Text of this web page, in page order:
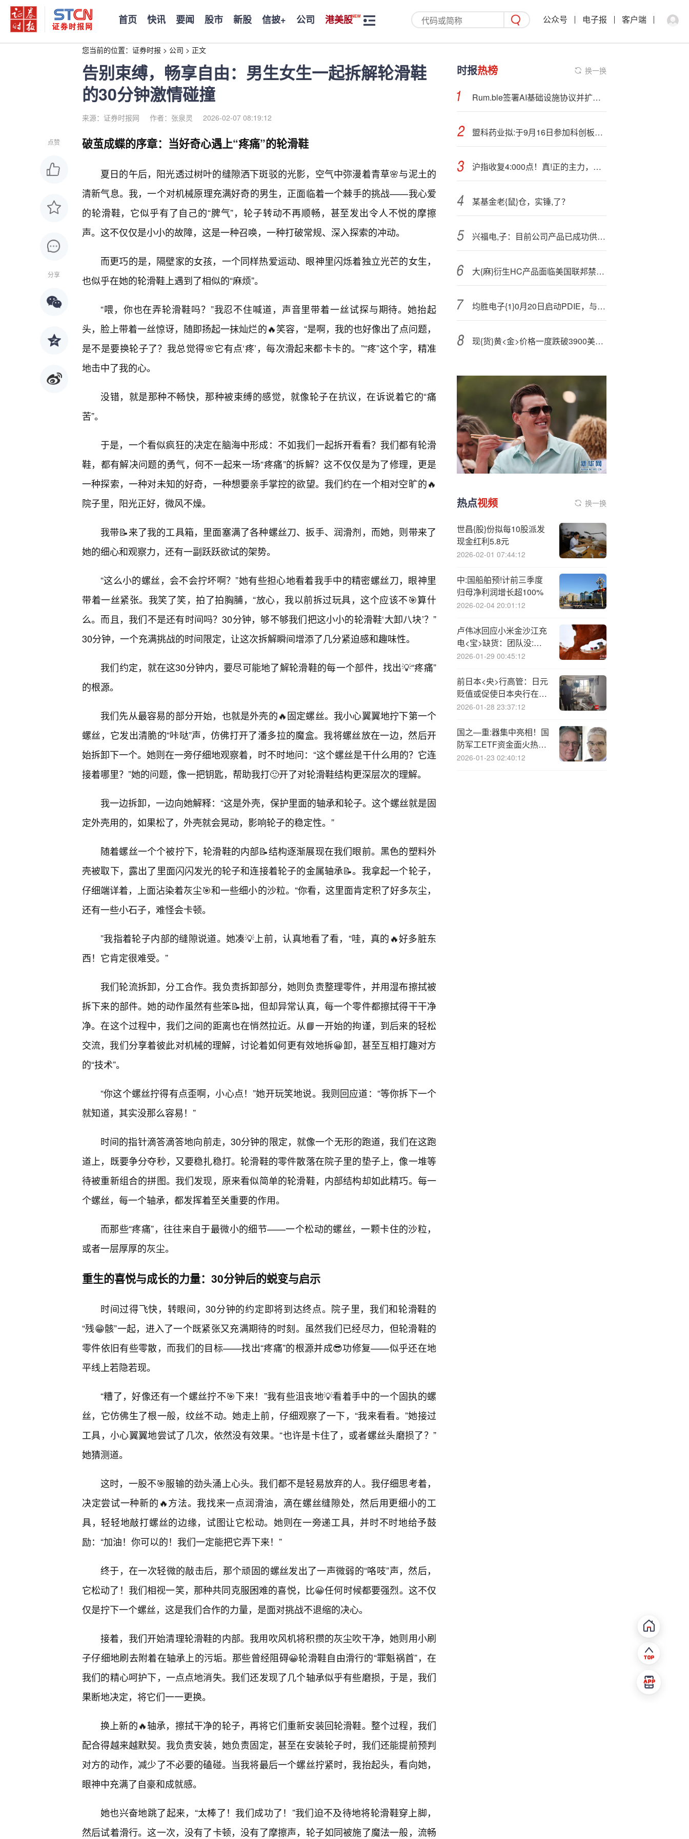
首页 快讯 要闻 股市 新股 信披+ 公司 港美股 公众号 电子报 客户端
您当前的位置： 证券时报 > 公司 > 正文
告别束缚，畅享自由：男生女生一起拆解轮滑鞋
的30分钟激情碰撞
来源：证券时报网 作者：张泉灵 2026-02-07 08:19:12
点赞
分享
破茧成蝶的序章：当好奇心遇上“疼痛”的轮滑鞋
夏日的午后，阳光透过树叶的缝隙洒下斑驳的光影，空气中弥漫着青草🌸与泥土的
清新气息。我，一个对机械原理充满好奇的男生，正面临着一个棘手的挑战——我心爱
的轮滑鞋，它似乎有了自己的“脾气”，轮子转动不再顺畅，甚至发出令人不悦的摩擦
声。这不仅仅是小小的故障，这是一种召唤，一种打破常规、深入探索的冲动。
而更巧的是，隔壁家的女孩，一个同样热爱运动、眼神里闪烁着独立光芒的女生，
也似乎在她的轮滑鞋上遇到了相似的“麻烦”。
“喂，你也在弄轮滑鞋吗？”我忍不住喊道，声音里带着一丝试探与期待。她抬起
头，脸上带着一丝惊讶，随即扬起一抹灿烂的🔥笑容，“是啊，我的也好像出了点问题，
是不是要换轮子了？我总觉得🌸它有点‘疼’，每次滑起来都卡卡的。”“疼”这个字，精准
地击中了我的心。
没错，就是那种不畅快，那种被束缚的感觉，就像轮子在抗议，在诉说着它的“痛
苦”。
于是，一个看似疯狂的决定在脑海中形成：不如我们一起拆开看看？我们都有轮滑
鞋，都有解决问题的勇气，何不一起来一场“疼痛”的拆解？这不仅仅是为了修理，更是
一种探索，一种对未知的好奇，一种想要亲手掌控的欲望。我们约在一个相对空旷的🔥
院子里，阳光正好，微风不燥。
我带📝来了我的工具箱，里面塞满了各种螺丝刀、扳手、润滑剂，而她，则带来了
她的细心和观察力，还有一副跃跃欲试的架势。
“这么小的螺丝，会不会拧坏啊？”她有些担心地看着我手中的精密螺丝刀，眼神里
带着一丝紧张。我笑了笑，拍了拍胸脯，“放心，我以前拆过玩具，这个应该不🎯算什
么。而且，我们不是还有时间吗？30分钟，够不够我们把这小小的轮滑鞋‘大卸八块’？”
30分钟，一个充满挑战的时间限定，让这次拆解瞬间增添了几分紧迫感和趣味性。
我们约定，就在这30分钟内，要尽可能地了解轮滑鞋的每一个部件，找出💡“疼痛”
的根源。
我们先从最容易的部分开始，也就是外壳的🔥固定螺丝。我小心翼翼地拧下第一个
螺丝，它发出清脆的“咔哒”声，仿佛打开了潘多拉的魔盒。我将螺丝放在一边，然后开
始拆卸下一个。她则在一旁仔细地观察着，时不时地问：“这个螺丝是干什么用的？它连
接着哪里？”她的问题，像一把钥匙，帮助我打🙂开了对轮滑鞋结构更深层次的理解。
我一边拆卸，一边向她解释：“这是外壳，保护里面的轴承和轮子。这个螺丝就是固
定外壳用的，如果松了，外壳就会晃动，影响轮子的稳定性。”
随着螺丝一个个被拧下，轮滑鞋的内部📝结构逐渐展现在我们眼前。黑色的塑料外
壳被取下，露出了里面闪闪发光的轮子和连接着轮子的金属轴承📝。我拿起一个轮子，
仔细端详着，上面沾染着灰尘🎯和一些细小的沙粒。“你看，这里面肯定积了好多灰尘，
还有一些小石子，难怪会卡顿。
”我指着轮子内部的缝隙说道。她凑💡上前，认真地看了看，“哇，真的🔥好多脏东
西！它肯定很难受。”
我们轮流拆卸，分工合作。我负责拆卸部分，她则负责整理零件，并用湿布擦拭被
拆下来的部件。她的动作虽然有些笨📝拙，但却异常认真，每一个零件都擦拭得干干净
净。在这个过程中，我们之间的距离也在悄然拉近。从📘一开始的拘谨，到后来的轻松
交流，我们分享着彼此对机械的理解，讨论着如何更有效地拆😀卸，甚至互相打趣对方
的“技术”。
“你这个螺丝拧得有点歪啊，小心点！”她开玩笑地说。我则回应道：“等你拆下一个
就知道，其实没那么容易！”
时间的指针滴答滴答地向前走，30分钟的限定，就像一个无形的跑道，我们在这跑
道上，既要争分夺秒，又要稳扎稳打。轮滑鞋的零件散落在院子里的垫子上，像一堆等
待被重新组合的拼图。我们发现，原来看似简单的轮滑鞋，内部结构却如此精巧。每一
个螺丝，每一个轴承，都发挥着至关重要的作用。
而那些“疼痛”，往往来自于最微小的细节——一个松动的螺丝，一颗卡住的沙粒，
或者一层厚厚的灰尘。
重生的喜悦与成长的力量：30分钟后的蜕变与启示
时间过得飞快，转眼间，30分钟的约定即将到达终点。院子里，我们和轮滑鞋的
“残😁骸”一起，进入了一个既紧张又充满期待的时刻。虽然我们已经尽力，但轮滑鞋的
零件依旧有些零散，而我们的目标——找出“疼痛”的根源并成😎功修复——似乎还在地
平线上若隐若现。
“糟了，好像还有一个螺丝拧不🎯下来！”我有些沮丧地💡看着手中的一个固执的螺
丝，它仿佛生了根一般，纹丝不动。她走上前，仔细观察了一下，“我来看看。”她接过
工具，小心翼翼地尝试了几次，依然没有效果。“也许是卡住了，或者螺丝头磨损了？”
她猜测道。
这时，一股不🎯服输的劲头涌上心头。我们都不是轻易放弃的人。我仔细思考着，
决定尝试一种新的🔥方法。我找来一点润滑油，滴在螺丝缝隙处，然后用更细小的工
具，轻轻地敲打螺丝的边缘，试图让它松动。她则在一旁递工具，并时不时地给予鼓
励：“加油！你可以的！我们一定能把它弄下来！”
终于，在一次轻微的敲击后，那个顽固的螺丝发出了一声微弱的“咯吱”声，然后，
它松动了！我们相视一笑，那种共同克服困难的喜悦，比😀任何时候都要强烈。这不仅
仅是拧下一个螺丝，这是我们合作的力量，是面对挑战不退缩的决心。
接着，我们开始清理轮滑鞋的内部。我用吹风机将积攒的灰尘吹干净，她则用小刷
子仔细地刷去附着在轴承上的污垢。那些曾经阻碍😀轮滑鞋自由滑行的“罪魁祸首”，在
我们的精心呵护下，一点点地消失。我们还发现了几个轴承似乎有些磨损，于是，我们
果断地决定，将它们一一更换。
换上新的🔥轴承，擦拭干净的轮子，再将它们重新安装回轮滑鞋。整个过程，我们
配合得越来越默契。我负责安装，她负责固定，甚至在安装轮子时，我们还能提前预判
对方的动作，减少了不必要的磕碰。当我将最后一个螺丝拧紧时，我抬起头，看向她，
眼神中充满了自豪和成就感。
她也兴奋地跳了起来，“太棒了！我们成功了！”我们迫不及待地将轮滑鞋穿上脚，
然后试着滑行。这一次，没有了卡顿，没有了摩擦声，轮子如同被施了魔法一般，流畅
时报热榜 换一换
Rum.ble签署AI基础设施协议并扩大与Tether合作
盟科药业拟:于9月16日参加科创板创新药行业集体业绩说明会
沪指收复4:000点！真!正的主力，正在“自己画K线”
某基金老{鼠}仓，实锤,了？
兴福电,子：目前公司产品已成功供应SK海力士在内的集成电路头部企业
大{麻}衍生HC产品面临美国联邦禁令，行业奋起反击
均胜电子{1}0月20日启动PDIE，与智元机器人合作开拓第二增长曲线，定位“汽车+机器人双Tier1”
现{货}黄<金>价格一度跌破3900美元，菲律宾央行官员“抛售论”掀起波澜，分析师认为12月或稳回升关键节点
热点视频 换一换
世昌{股}份拟每10股派发
现金红利5.8元
2026-02-01 07:44:12
中:国船舶预!计前三季度
归母净利润增长超100%
2026-02-04 20:01:12
卢伟冰回应小米金沙江充
电<宝>缺货：团队没:想
到能卖这么好
2026-01-29 00:45:12
前日本<央>行高管：日元
贬值或促使日本央行在10
月加息
2026-01-28 23:37:12
国之—重:器集中亮相！国
防军工ETF资金面火热，
连续7日吸金合计超3．4
2026-01-23 02:40:12